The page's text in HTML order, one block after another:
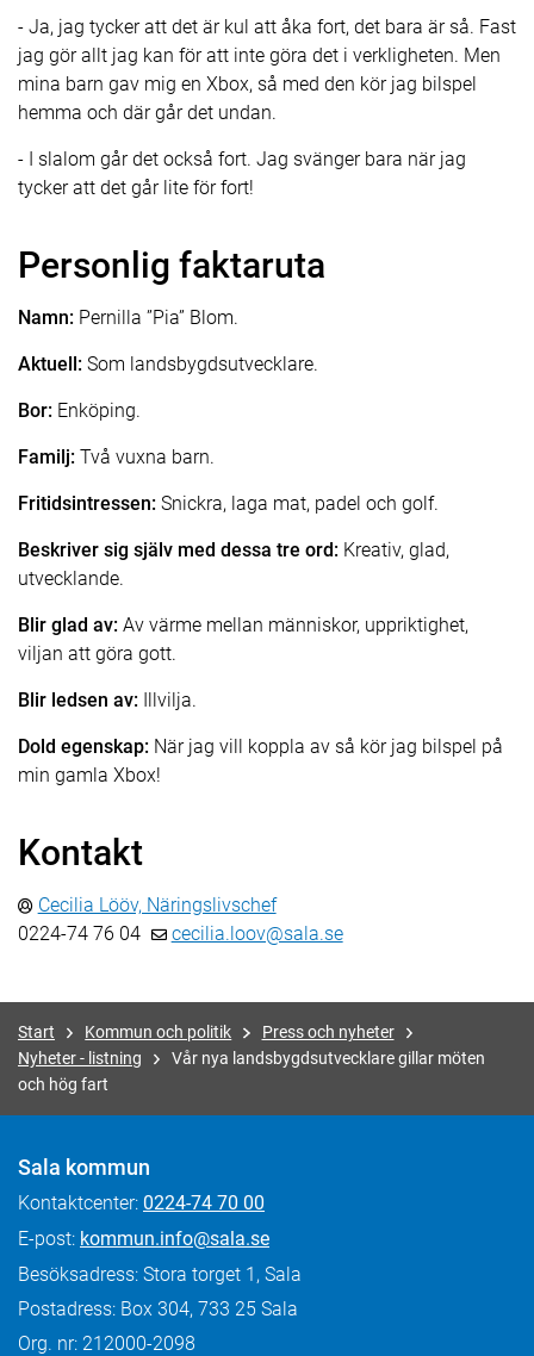
- Ja, jag tycker att det är kul att åka fort, det bara är så. Fast
jag gör allt jag kan för att inte göra det i verkligheten. Men
mina barn gav mig en Xbox, så med den kör jag bilspel
hemma och där går det undan.
- I slalom går det också fort. Jag svänger bara när jag
tycker att det går lite för fort!
Personlig faktaruta
Namn: Pernilla ”Pia” Blom.
Aktuell: Som landsbygdsutvecklare.
Bor: Enköping.
Familj: Två vuxna barn.
Fritidsintressen: Snickra, laga mat, padel och golf.
Beskriver sig själv med dessa tre ord: Kreativ, glad,
utvecklande.
Blir glad av: Av värme mellan människor, uppriktighet,
viljan att göra gott.
Blir ledsen av: Illvilja.
Dold egenskap: När jag vill koppla av så kör jag bilspel på
min gamla Xbox!
Kontakt
Cecilia Lööv, Näringslivschef
0224-74 76 04
cecilia.loov@sala.se
Start Kommun och politik
Press och nyheter
Nyheter - listning
Vår nya landsbygdsutvecklare gillar möten
och hög fart
Sala kommun
Kontaktcenter: 0224-74 70 00
E-post: kommun.info@sala.se
Besöksadress: Stora torget 1, Sala
Postadress: Box 304, 733 25 Sala
Org. nr: 212000-2098